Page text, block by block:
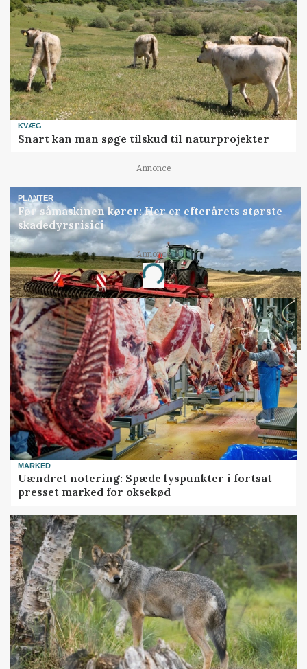
KVÆG
Snart kan man søge tilskud til naturprojekter
Annonce
PLANTER
Før såmaskinen kører: Her er efterårets største
skadedyrsrisici
Annonce
Loading...
MARKED
Uændret notering: Spæde lyspunkter i fortsat
presset marked for oksekød